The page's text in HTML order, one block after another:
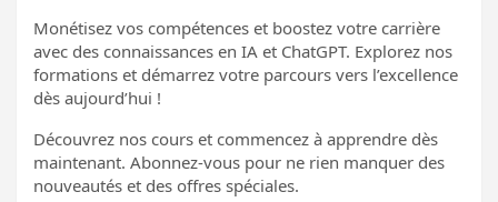
Monétisez vos compétences et boostez votre carrière
avec des connaissances en IA et ChatGPT. Explorez nos
formations et démarrez votre parcours vers l’excellence
dès aujourd’hui !
Découvrez nos cours et commencez à apprendre dès
maintenant. Abonnez-vous pour ne rien manquer des
nouveautés et des offres spéciales.